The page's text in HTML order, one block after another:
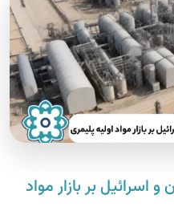
اسرائیل بر بازار مواد